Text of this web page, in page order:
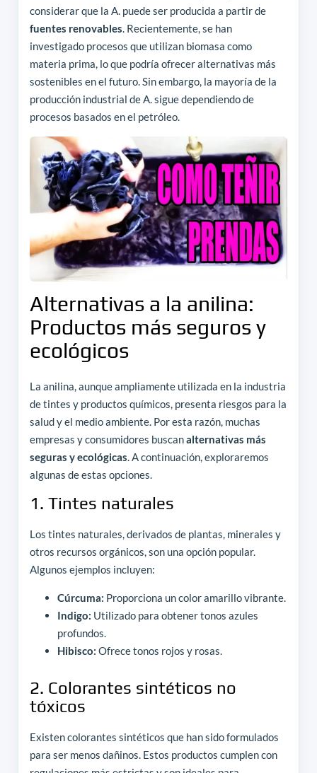
considerar que la A. puede ser producida a partir de
fuentes renovables. Recientemente, se han
investigado procesos que utilizan biomasa como
materia prima, lo que podría ofrecer alternativas más
sostenibles en el futuro. Sin embargo, la mayoría de la
producción industrial de A. sigue dependiendo de
procesos basados en el petróleo.
Alternativas a la anilina:
Productos más seguros y
ecológicos
La anilina, aunque ampliamente utilizada en la industria
de tintes y productos químicos, presenta riesgos para la
salud y el medio ambiente. Por esta razón, muchas
empresas y consumidores buscanalternativas más
seguras y ecológicas. A continuación, exploraremos
algunas de estas opciones.
1. Tintes naturales
Los tintes naturales, derivados de plantas, minerales y
otros recursos orgánicos, son una opción popular.
Algunos ejemplos incluyen:
Cúrcuma: Proporciona un color amarillo vibrante.
Indigo: Utilizado para obtener tonos azules
profundos.
Hibisco: Ofrece tonos rojos y rosas.
2. Colorantes sintéticos no
tóxicos
Existen colorantes sintéticos que han sido formulados
para ser menos dañinos. Estos productos cumplen con